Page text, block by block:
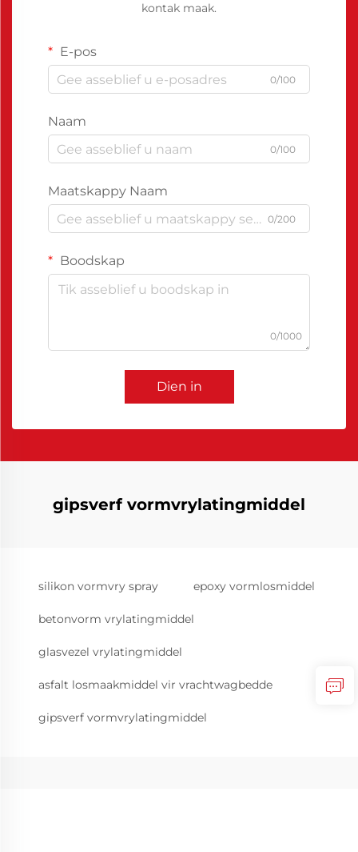
kontak maak.
E-pos
0/100
Naam
0/100
Maatskappy Naam
0/200
Boodskap
0/1000
Dien in
gipsverf vormvrylatingmiddel
silikon vormvry spray epoxy vormlosmiddel
betonvorm vrylatingmiddel
glasvezel vrylatingmiddel
asfalt losmaakmiddel vir vrachtwagbedde
gipsverf vormvrylatingmiddel